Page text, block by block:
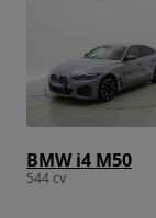
BMW i4 M50
544 cv